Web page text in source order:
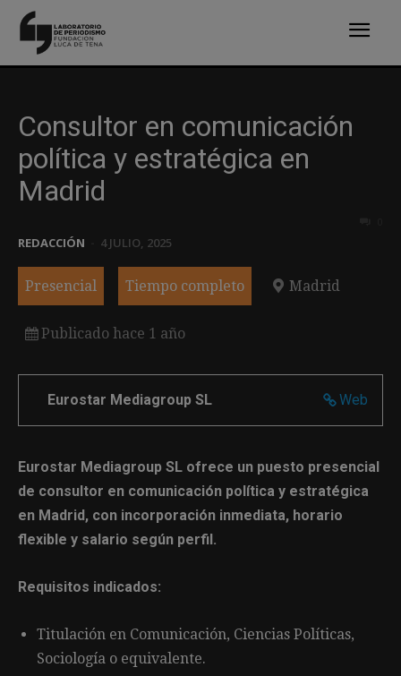
Consultor en comunicación
política y estratégica en
Madrid
REDACCIÓN 4 JULIO, 2025
Presencial Tiempo completo Madrid
Publicado hace 1 año
Web
Eurostar Mediagroup SL
Eurostar Mediagroup SL ofrece un puesto presencial
de consultor en comunicación política y estratégica
en Madrid, con incorporación inmediata, horario
flexible y salario según perfil.
Requisitos indicados:
Titulación en Comunicación, Ciencias Políticas,
Sociología o equivalente.